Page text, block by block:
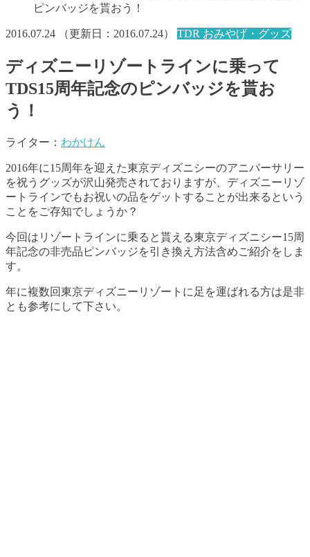
ピンバッジを貰おう！
2016.07.24 （更新日： 2016.07.24） TDR おみやげ・グッズ
ディズニーリゾートラインに乗って
TDS15周年記念のピンバッジを貰お
う！
ライター： わかけん
2016年に15周年を迎えた東京ディズニシーのアニバーサリー
を祝うグッズが沢山発売されておりますが、ディズニーリゾ
ートラインでもお祝いの品をゲットすることが出来るという
ことをご存知でしょうか？
今回はリゾートラインに乗ると貰える東京ディズニシー15周
年記念の非売品ピンバッジを引き換え方法含めご紹介をしま
す。
年に複数回東京ディズニーリゾートに足を運ばれる方は是非
とも参考にして下さい。